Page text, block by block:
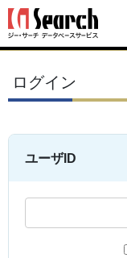
ログイン
ユーザID